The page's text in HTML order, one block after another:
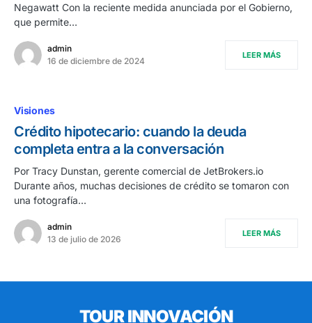
Negawatt Con la reciente medida anunciada por el Gobierno,
que permite…
admin
16 de diciembre de 2024
LEER MÁS
Visiones
Crédito hipotecario: cuando la deuda
completa entra a la conversación
Por Tracy Dunstan, gerente comercial de JetBrokers.io
Durante años, muchas decisiones de crédito se tomaron con
una fotografía…
admin
13 de julio de 2026
LEER MÁS
TOUR INNOVACIÓN